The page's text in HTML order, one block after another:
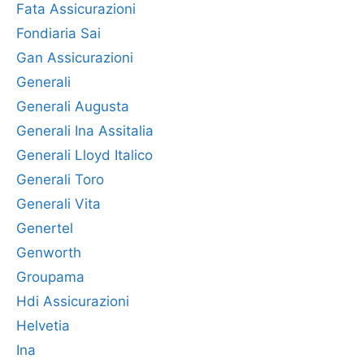
Fata Assicurazioni
Fondiaria Sai
Gan Assicurazioni
Generali
Generali Augusta
Generali Ina Assitalia
Generali Lloyd Italico
Generali Toro
Generali Vita
Genertel
Genworth
Groupama
Hdi Assicurazioni
Helvetia
Ina